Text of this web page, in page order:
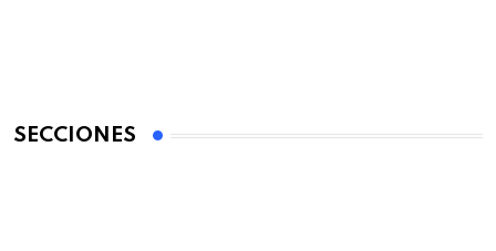
SECCIONES